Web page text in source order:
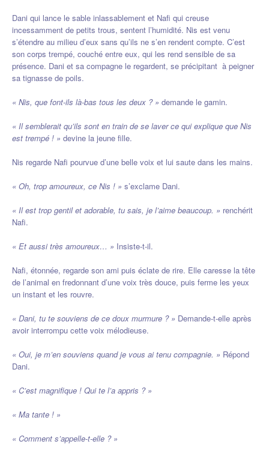
Dani qui lance le sable inlassablement et Nafi qui creuse
incessamment de petits trous, sentent l’humidité. Nis est venu
s’étendre au milieu d’eux sans qu’ils ne s’en rendent compte. C’est
son corps trempé, couché entre eux, qui les rend sensible de sa
présence. Dani et sa compagne le regardent, se précipitant à peigner
sa tignasse de poils.
« Nis, que font-ils là-bas tous les deux ? » demande le gamin.
« Il semblerait qu’ils sont en train de se laver ce qui explique que Nis
est trempé ! » devine la jeune fille.
Nis regarde Nafi pourvue d’une belle voix et lui saute dans les mains.
« Oh, trop amoureux, ce Nis ! » s’exclame Dani.
« Il est trop gentil et adorable, tu sais, je l’aime beaucoup. » renchérit
Nafi.
« Et aussi très amoureux… » Insiste-t-il.
Nafi, étonnée, regarde son ami puis éclate de rire. Elle caresse la tête
de l’animal en fredonnant d’une voix très douce, puis ferme les yeux
un instant et les rouvre.
« Dani, tu te souviens de ce doux murmure ? » Demande-t-elle après
avoir interrompu cette voix mélodieuse.
« Oui, je m’en souviens quand je vous ai tenu compagnie. » Répond
Dani.
« C’est magnifique ! Qui te l’a appris ? »
« Ma tante ! »
« Comment s’appelle-t-elle ? »